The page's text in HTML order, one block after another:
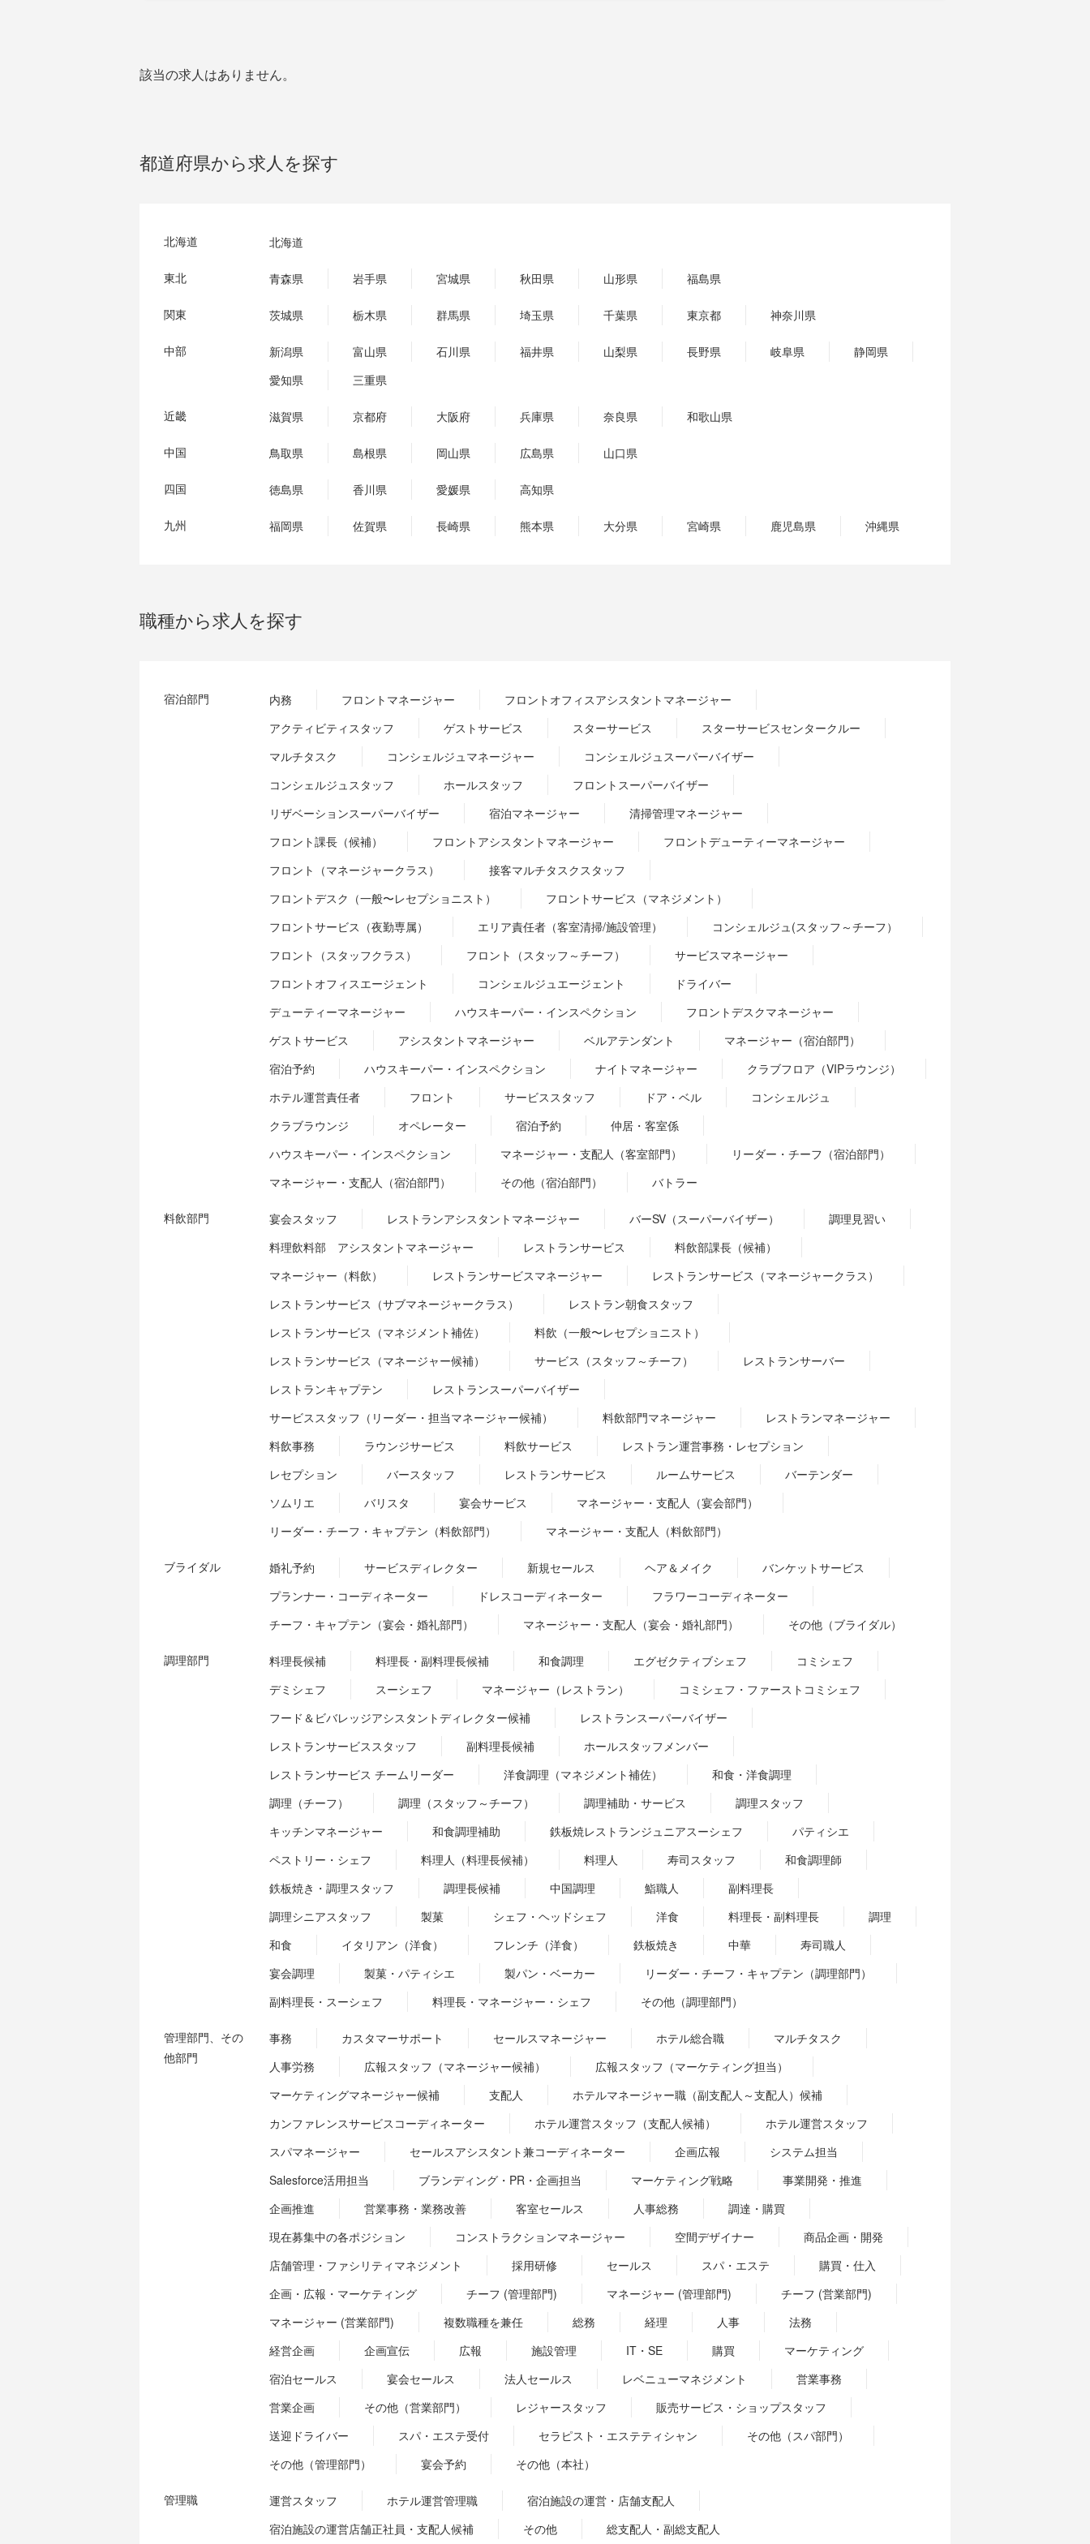
該当の求人はありません。
都道府県から求人を探す
北海道 北海道
東北 青森県 岩手県 宮城県 秋田県 山形県 福島県
関東 茨城県 栃木県 群馬県 埼玉県 千葉県 東京都 神奈川県
中部 新潟県 富山県 石川県 福井県 山梨県 長野県 岐阜県
静岡県
愛知県
三重県
近畿 滋賀県 京都府 大阪府 兵庫県 奈良県 和歌山県
中国 鳥取県 島根県 岡山県 広島県 山口県
四国 徳島県 香川県 愛媛県 高知県
九州 福岡県 佐賀県 長崎県 熊本県 大分県 宮崎県 鹿児島県 沖縄県
職種から求人を探す
宿泊部門 内務 フロントマネージャー
フロントオフィスアシスタントマネージャー
アクティビティスタッフ
ゲストサービス スターサービス
スターサービスセンタークルー
マルチタスク
コンシェルジュマネージャー
コンシェルジュスーパーバイザー
コンシェルジュスタッフ
ホールスタッフ
フロントスーパーバイザー
リザベーションスーパーバイザー
宿泊マネージャー
清掃管理マネージャー
フロント課長（候補）
フロントアシスタントマネージャー
フロントデューティーマネージャー
フロント（マネージャークラス）
接客マルチタスクスタッフ
フロントデスク（一般〜レセプショニスト）
フロントサービス（マネジメント）
フロントサービス（夜勤専属）
エリア責任者（客室清掃/施設管理）
コンシェルジュ(スタッフ～チーフ）
フロント（スタッフクラス）
フロント（スタッフ～チーフ）
サービスマネージャー
フロントオフィスエージェント
コンシェルジュエージェント
ドライバー
デューティーマネージャー
ハウスキーパー・インスペクション
フロントデスクマネージャー
ゲストサービス
アシスタントマネージャー ベルアテンダント
マネージャー（宿泊部門）
宿泊予約
ハウスキーパー・インスペクション ナイトマネージャー
クラブフロア（VIPラウンジ）
ホテル運営責任者
フロント サービススタッフ ドア・ベル
コンシェルジュ
クラブラウンジ
オペレーター 宿泊予約
仲居・客室係
ハウスキーパー・インスペクション
マネージャー・支配人（客室部門）
リーダー・チーフ（宿泊部門）
マネージャー・支配人（宿泊部門）
その他（宿泊部門） バトラー
料飲部門 宴会スタッフ レストランアシスタントマネージャー バーSV（スーパーバイザー）
調理見習い
料理飲料部 アシスタントマネージャー
レストランサービス
料飲部課長（候補）
マネージャー（料飲）
レストランサービスマネージャー
レストランサービス（マネージャークラス）
レストランサービス（サブマネージャークラス）
レストラン朝食スタッフ
レストランサービス（マネジメント補佐）
料飲（一般〜レセプショニスト）
レストランサービス（マネージャー候補）
サービス（スタッフ～チーフ）
レストランサーバー
レストランキャプテン
レストランスーパーバイザー
サービススタッフ（リーダー・担当マネージャー候補）
料飲部門マネージャー
レストランマネージャー
料飲事務
ラウンジサービス 料飲サービス
レストラン運営事務・レセプション
レセプション
バースタッフ レストランサービス ルームサービス
バーテンダー
ソムリエ
バリスタ 宴会サービス
マネージャー・支配人（宴会部門）
リーダー・チーフ・キャプテン（料飲部門）
マネージャー・支配人（料飲部門）
ブライダル 婚礼予約 サービスディレクター 新規セールス ヘア＆メイク
バンケットサービス
プランナー・コーディネーター
ドレスコーディネーター
フラワーコーディネーター
チーフ・キャプテン（宴会・婚礼部門）
マネージャー・支配人（宴会・婚礼部門） その他（ブライダル）
調理部門 料理長候補 料理長・副料理長候補 和食調理 エグゼクティブシェフ
コミシェフ
デミシェフ
スーシェフ マネージャー（レストラン）
コミシェフ・ファーストコミシェフ
フード＆ビバレッジアシスタントディレクター候補
レストランスーパーバイザー
レストランサービススタッフ
副料理長候補
ホールスタッフメンバー
レストランサービス チームリーダー
洋食調理（マネジメント補佐）
和食・洋食調理
調理（チーフ）
調理（スタッフ～チーフ） 調理補助・サービス
調理スタッフ
キッチンマネージャー
和食調理補助 鉄板焼レストランジュニアスーシェフ
パティシエ
ペストリー・シェフ
料理人（料理長候補） 料理人 寿司スタッフ
和食調理師
鉄板焼き・調理スタッフ
調理長候補 中国調理 鮨職人
副料理長
調理シニアスタッフ
製菓 シェフ・ヘッドシェフ 洋食 料理長・副料理長
調理
和食
イタリアン（洋食） フレンチ（洋食） 鉄板焼き 中華
寿司職人
宴会調理
製菓・パティシエ 製パン・ベーカー
リーダー・チーフ・キャプテン（調理部門）
副料理長・スーシェフ
料理長・マネージャー・シェフ その他（調理部門）
管理部門、その
他部門
事務 カスタマーサポート セールスマネージャー ホテル総合職
マルチタスク
人事労務
広報スタッフ（マネージャー候補）
広報スタッフ（マーケティング担当）
マーケティングマネージャー候補
支配人
ホテルマネージャー職（副支配人～支配人）候補
カンファレンスサービスコーディネーター
ホテル運営スタッフ（支配人候補）
ホテル運営スタッフ
スパマネージャー
セールスアシスタント兼コーディネーター 企画広報
システム担当
Salesforce活用担当
ブランディング・PR・企画担当 マーケティング戦略
事業開発・推進
企画推進
営業事務・業務改善 客室セールス 人事総務
調達・購買
現在募集中の各ポジション
コンストラクションマネージャー 空間デザイナー
商品企画・開発
店舗管理・ファシリティマネジメント
採用研修 セールス スパ・エステ
購買・仕入
企画・広報・マーケティング
チーフ (管理部門) マネージャー (管理部門)
チーフ (営業部門)
マネージャー (営業部門)
複数職種を兼任 総務 経理 人事
法務
経営企画
企画宣伝 広報 施設管理 IT・SE 購買
マーケティング
宿泊セールス
宴会セールス 法人セールス レベニューマネジメント
営業事務
営業企画
その他（営業部門） レジャースタッフ
販売サービス・ショップスタッフ
送迎ドライバー
スパ・エステ受付 セラピスト・エステティシャン
その他（スパ部門）
その他（管理部門）
宴会予約 その他（本社）
管理職 運営スタッフ ホテル運営管理職
宿泊施設の運営・店舗支配人
宿泊施設の運営店舗正社員・支配人候補
その他 総支配人・副総支配人